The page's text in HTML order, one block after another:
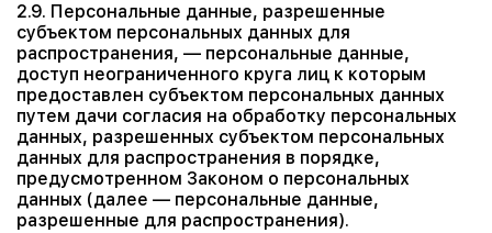
2.9. Персональные данные, разрешенные
субъектом персональных данных для
распространения, — персональные данные,
доступ неограниченного круга лиц к которым
предоставлен субъектом персональных данных
путем дачи согласия на обработку персональных
данных, разрешенных субъектом персональных
данных для распространения в порядке,
предусмотренном Законом о персональных
данных (далее — персональные данные,
разрешенные для распространения).